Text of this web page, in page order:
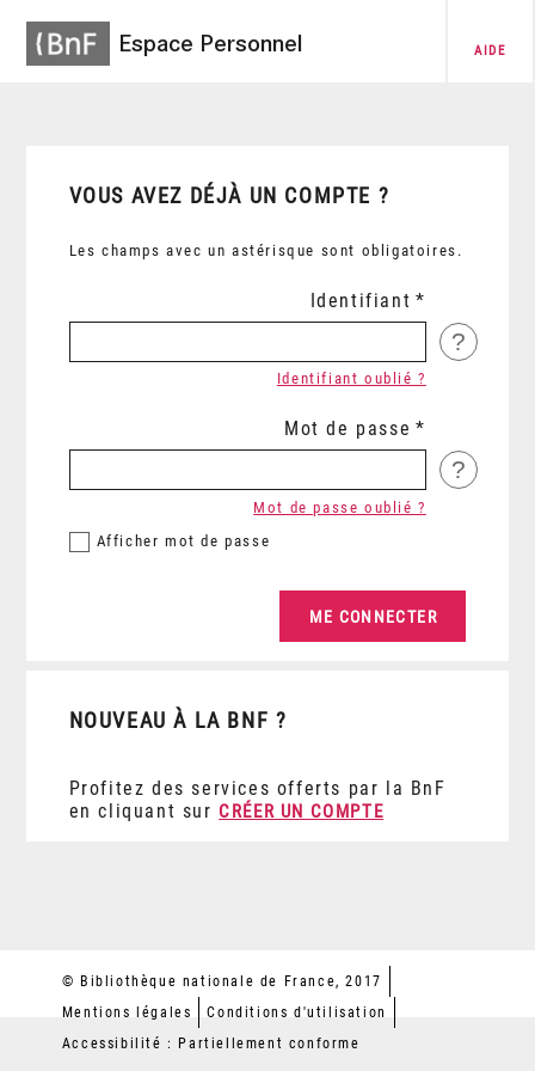
Espace Personnel AIDE
VOUS AVEZ DÉJÀ UN COMPTE ?
Les champs avec un astérisque sont obligatoires.
Identifiant
?
Identifiant oublié ?
Mot de passe
?
Afficher mot de passe
Mot de passe oublié ?
NOUVEAU À LA BNF ?
Profitez des services offerts par la BnF
en cliquant sur CRÉER UN COMPTE
© Bibliothèque nationale de France, 2017
Mentions légales
Conditions d'utilisation
Accessibilité : Partiellement conforme